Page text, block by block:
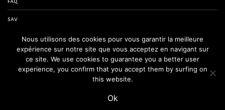
sav
contactez-nous
conditions générales de vente
mentions légales
Nous utilisons des cookies pour vous garantir la meilleure
expérience sur notre site que vous acceptez en navigant sur
ce site. We use cookies to guarantee you a better user
experience, you confirm that you accept them by surfing on
this website.
Ok